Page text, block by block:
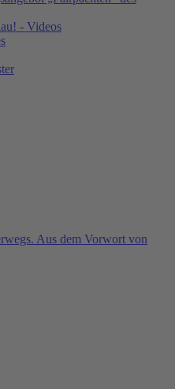
- Videos
Aus dem Vorwort von